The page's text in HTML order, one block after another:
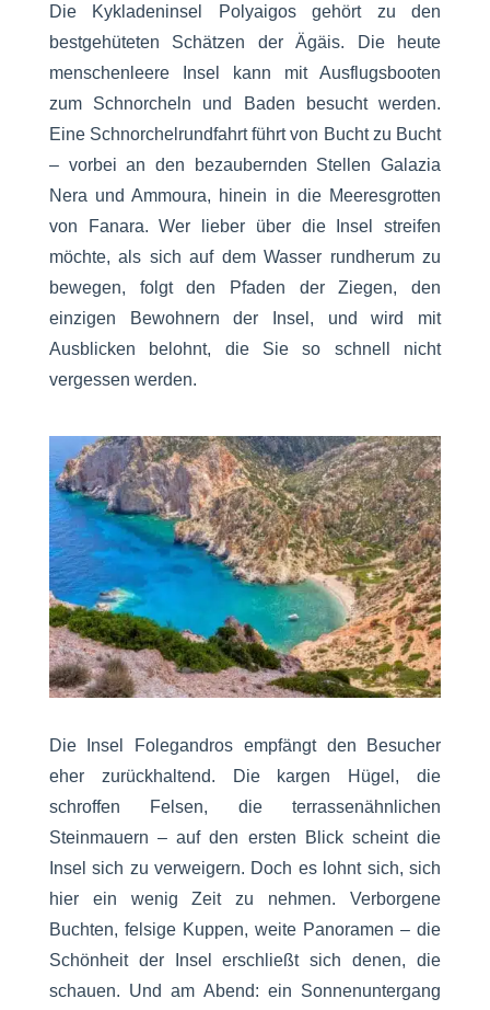
Die Kykladeninsel Polyaigos gehört zu den
bestgehüteten Schätzen der Ägäis. Die heute
menschenleere Insel kann mit Ausflugsbooten
zum Schnorcheln und Baden besucht werden.
Eine Schnorchelrundfahrt führt von Bucht zu Bucht
– vorbei an den bezaubernden Stellen Galazia
Nera und Ammoura, hinein in die Meeresgrotten
von Fanara. Wer lieber über die Insel streifen
möchte, als sich auf dem Wasser rundherum zu
bewegen, folgt den Pfaden der Ziegen, den
einzigen Bewohnern der Insel, und wird mit
Ausblicken belohnt, die Sie so schnell nicht
vergessen werden.
Die Insel Folegandros empfängt den Besucher
eher zurückhaltend. Die kargen Hügel, die
schroffen Felsen, die terrassenähnlichen
Steinmauern – auf den ersten Blick scheint die
Insel sich zu verweigern. Doch es lohnt sich, sich
hier ein wenig Zeit zu nehmen. Verborgene
Buchten, felsige Kuppen, weite Panoramen – die
Schönheit der Insel erschließt sich denen, die
schauen. Und am Abend: ein Sonnenuntergang